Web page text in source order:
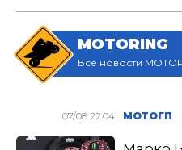
MOTORING
Все новости
07/08 22:04 МОТОГП